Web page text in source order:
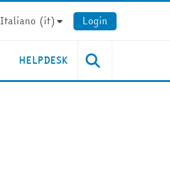
Italiano ‎(it)‎ Login
HELPDESK